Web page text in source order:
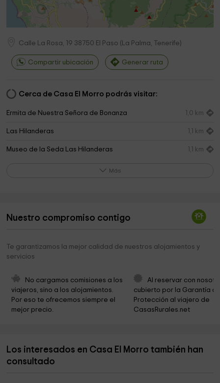
Calle La Rosa, 19 38750 El Paso ( La Palma, Tenerife)
Compartir ubicación Generar ruta
Cerca de Casa El Morro podrás visitar:
Ermita de Nuestra Señora de Bonanza 1,0 km
Las Hilanderas 1,1 km
Museo de la Seda Las Hilanderas 1,1 km
Archaeological Museum Benahoarita 4,0 km
Ermita de San Pedro
Parroquia De San Miguel Arcángel
Cueva de Las Palomas
Finca Tabaquera El Sitio S.l. 7,4 km
Más
Nuestro compromiso contigo
Te garantizamos la mejor calidad de nuestros alojamientos y
servicios
No cargamos comisiones a los
viajeros, sino a los alojamientos.
Por eso te ofrecemos siempre el
mejor precio.
Al reservar con
cubierto por la Garantía
Protección al viajero de
CasasRurales.net
Los interesados en Casa El Morro también han
consultado